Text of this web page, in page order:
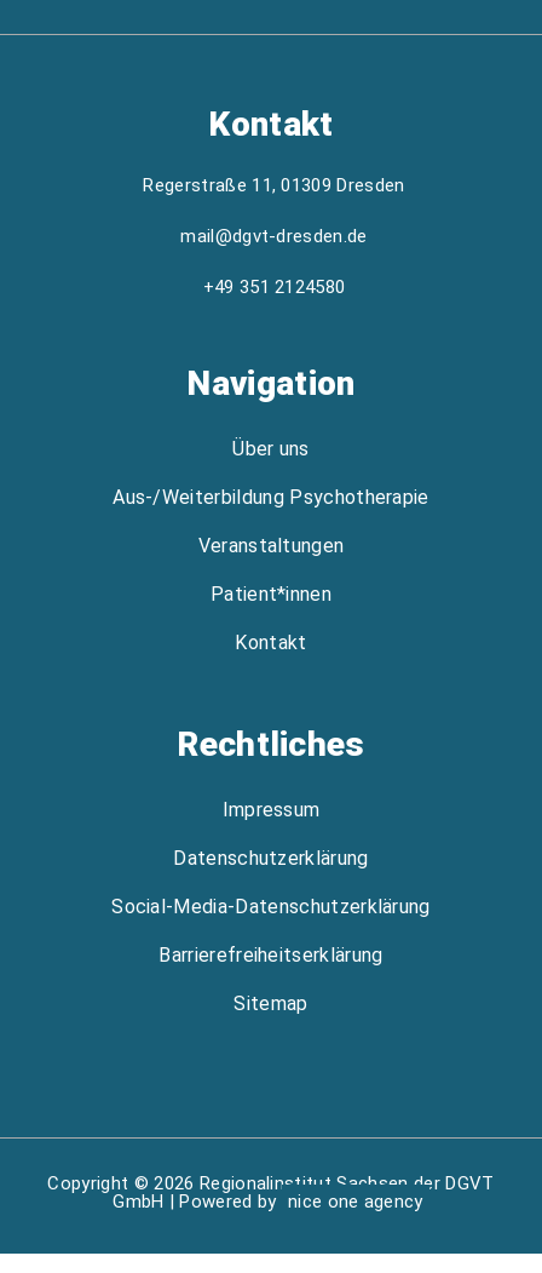
Kontakt
Regerstraße 11, 01309 Dresden
mail@dgvt-dresden.de
+49 351 2124580
Navigation
Über uns
Aus-/Weiterbildung Psychotherapie
Veranstaltungen
Patient*innen
Kontakt
Rechtliches
Impressum
Datenschutzerklärung
Social-Media-Datenschutzerklärung
Barrierefreiheitserklärung
Sitemap
Copyright © 2026 Regionalinstitut Sachsen der DGVT
GmbH | Powered by nice one agency